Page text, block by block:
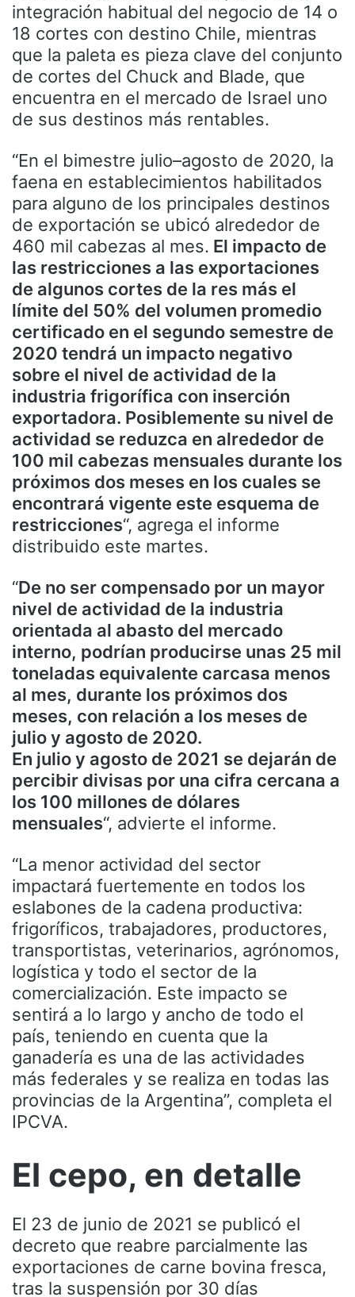
integración habitual del negocio de 14 o
18 cortes con destino Chile, mientras
que la paleta es pieza clave del conjunto
de cortes del Chuck and Blade, que
encuentra en el mercado de Israel uno
de sus destinos más rentables.
“En el bimestre julio–agosto de 2020, la
faena en establecimientos habilitados
para alguno de los principales destinos
de exportación se ubicó alrededor de
460 mil cabezas al mes. El impacto de
las restricciones a las exportaciones
de algunos cortes de la res más el
límite del 50% del volumen promedio
certificado en el segundo semestre de
2020 tendrá un impacto negativo
sobre el nivel de actividad de la
industria frigorífica con inserción
exportadora. Posiblemente su nivel de
actividad se reduzca en alrededor de
100 mil cabezas mensuales durante los
próximos dos meses en los cuales se
encontrará vigente este esquema de
restricciones“, agrega el informe
distribuido este martes.
“De no ser compensado por un mayor
nivel de actividad de la industria
orientada al abasto del mercado
interno, podrían producirse unas 25 mil
toneladas equivalente carcasa menos
al mes, durante los próximos dos
meses, con relación a los meses de
julio y agosto de 2020.
En julio y agosto de 2021 se dejarán de
percibir divisas por una cifra cercana a
los 100 millones de dólares
mensuales“, advierte el informe.
“La menor actividad del sector
impactará fuertemente en todos los
eslabones de la cadena productiva:
frigoríficos, trabajadores, productores,
transportistas, veterinarios, agrónomos,
logística y todo el sector de la
comercialización. Este impacto se
sentirá a lo largo y ancho de todo el
país, teniendo en cuenta que la
ganadería es una de las actividades
más federales y se realiza en todas las
provincias de la Argentina”, completa el
IPCVA.
El cepo, en detalle
El 23 de junio de 2021 se publicó el
decreto que reabre parcialmente las
exportaciones de carne bovina fresca,
tras la suspensión por 30 días